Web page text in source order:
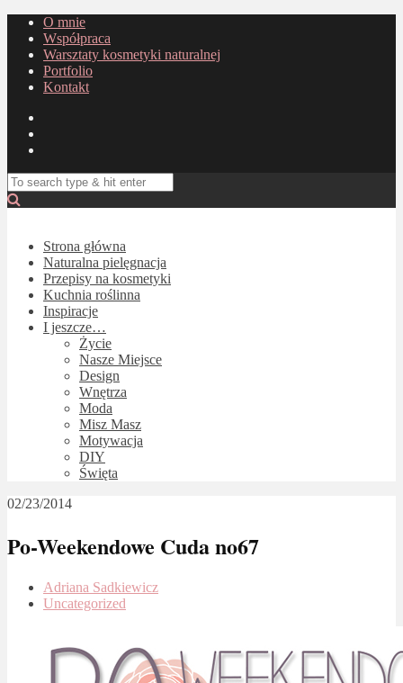
O mnie
Współpraca
Warsztaty kosmetyki naturalnej
Portfolio
Kontakt
Strona główna
Naturalna pielęgnacja
Przepisy na kosmetyki
Kuchnia roślinna
Inspiracje
I jeszcze…
Życie
Nasze Miejsce
Design
Wnętrza
Moda
Misz Masz
Motywacja
DIY
Święta
02/23/2014
Po-Weekendowe Cuda no67
Adriana Sadkiewicz
Uncategorized